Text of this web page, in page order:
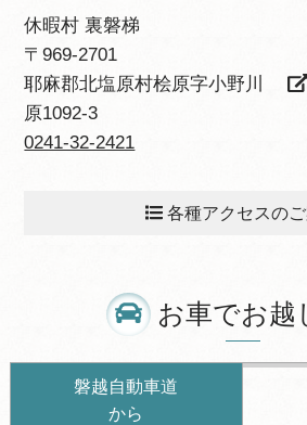
休暇村 裏磐梯
〒969-2701
耶麻郡北塩原村桧原字小野川
原1092-3
0241-32-2421
各種アクセスの
電車・バスでお
飛行機でお越し
お車でお越
磐越自動車道
から